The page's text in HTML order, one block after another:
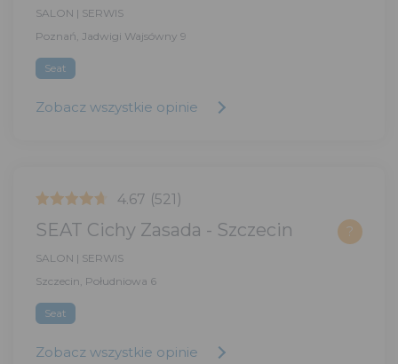
SALON | SERWIS
Poznań, Jadwigi Wajsówny 9
Seat
Zobacz wszystkie opinie
4.67 (521)
SEAT Cichy Zasada - Szczecin ?
SALON | SERWIS
Szczecin, Południowa 6
Seat
Zobacz wszystkie opinie